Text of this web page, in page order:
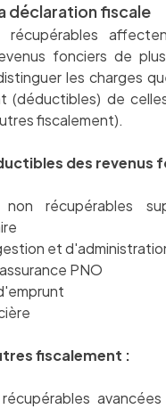
déclaration fiscale
récupérables
fonciers de
les charges
(déductibles) de
fiscalement).
des revenus
non récupérables
et
PNO
fiscalement :